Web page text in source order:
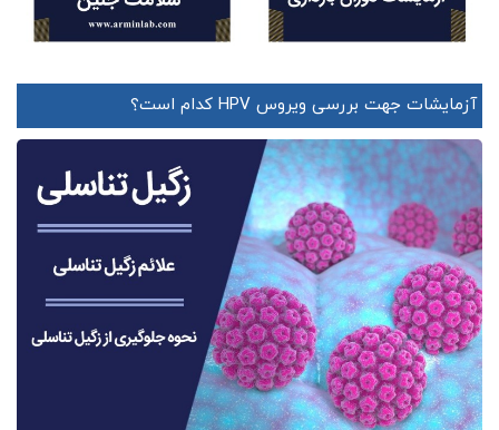
آزمایشات جهت بررسی ویروس HPV کدام است؟